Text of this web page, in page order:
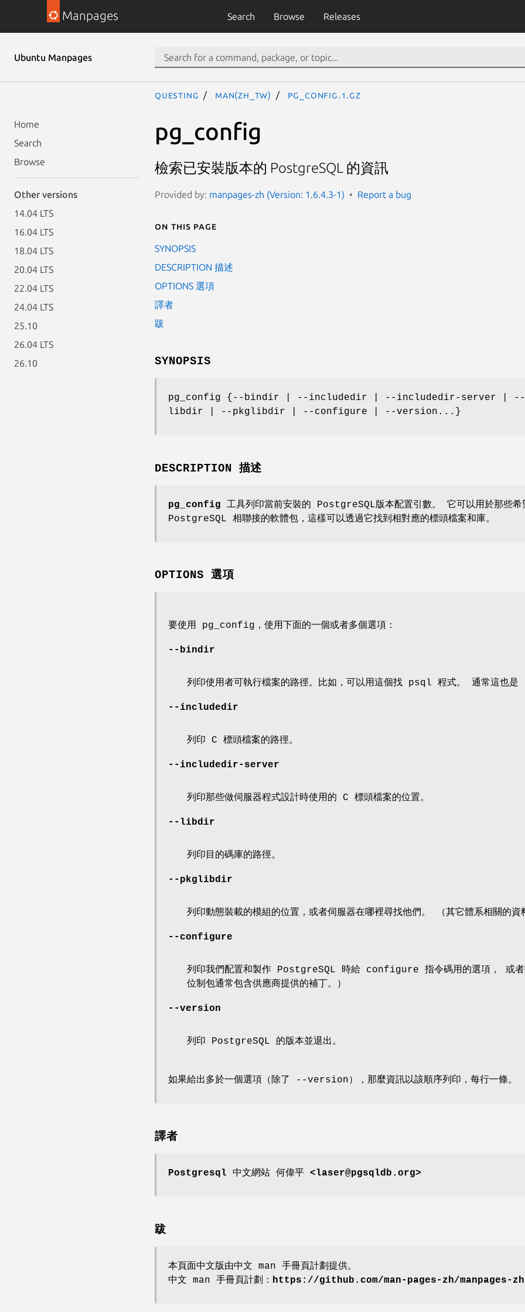
Manpages Search Browse Releases
Ubuntu Manpages
Home
Search
Browse
Other versions
14.04 LTS
16.04 LTS
18.04 LTS
20.04 LTS
22.04 LTS
24.04 LTS
25.10
26.04 LTS
26.10
questing man(zh_TW) pg_config.1.gz
pg_config
檢索已安裝版本的 PostgreSQL 的資訊
Provided by: manpages-zh (Version: 1.6.4.3-1) Report a bug
On this page
SYNOPSIS
DESCRIPTION 描述
OPTIONS 選項
譯者
跋
SYNOPSIS
pg_config {--bindir | --includedir | --includedir-server | --
libdir | --pkglibdir | --configure | --version...}
DESCRIPTION 描述
pg_config 工具列印當前安裝的 PostgreSQL版本配置引數。 它可以用於那些希
PostgreSQL 相聯接的軟體包，這樣可以透過它找到相對應的標頭檔案和庫。
OPTIONS 選項
要使用 pg_config，使用下面的一個或者多個選項：
--bindir
列印使用者可執行檔案的路徑。比如，可以用這個找 psql 程式。 通常這也
--includedir
列印 C 標頭檔案的路徑。
--includedir-server
列印那些做伺服器程式設計時使用的 C 標頭檔案的位置。
--libdir
列印目的碼庫的路徑。
--pkglibdir
列印動態裝載的模組的位置，或者伺服器在哪裡尋找他們。 （其它體系相關的資
--configure
列印我們配置和製作 PostgreSQL 時給 configure 指令碼用的選項， 或者
位制包通常包含供應商提供的補丁。）
--version
列印 PostgreSQL 的版本並退出。
如果給出多於一個選項（除了 --version），那麼資訊以該順序列印，每行一條。
譯者
Postgresql 中文網站 何偉平 <laser@pgsqldb.org>
跋
本頁面中文版由中文 man 手冊頁計劃提供。
中文 man 手冊頁計劃： https://github.com/man-pages-zh/manpages-zh